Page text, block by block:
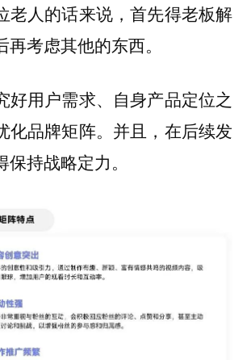
老人的话来说，首先得老板解
考虑其他的东西。
好用户需求、自身产品定位之
化品牌矩阵。并且，在后续发
持战略定力。